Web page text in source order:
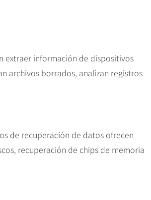
extraer información de dispositivos
archivos borrados, analizan registros
de recuperación de datos ofrecen
recuperación de chips de memoria